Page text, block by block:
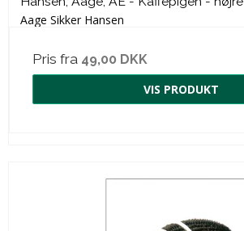
Aage Sikker Hansen
Pris fra 49,00 DKK
VIS PRODUKT